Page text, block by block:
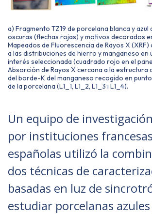
a) Fragmento TZ19 de porcelana blanca y azul
oscuras (flechas rojas) y motivos decorados
Mapeados de Fluorescencia de Rayos X
a las distribuciones de hierro y manganeso en
interés seleccionada (cuadrado rojo en el
Absorción de Rayos X cercana a la estructura
del borde-K del manganeso recogido en
de la porcelana (L1_1, L1_2, L1_3 i L1_4).
Un equipo de
por instituciones
españolas utilizó la
dos técnicas de
basadas en luz de
estudiar porcelanas